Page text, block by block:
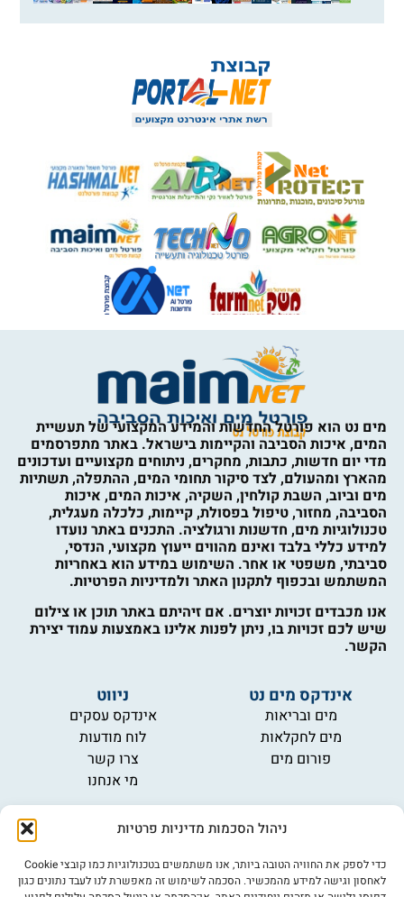
ניהול הסכמות מדיניות פרטיות
כדי לספק את החוויה הטובה ביותר, אנו משתמשים בטכנולוגיות כמו קובצי Cookie
לאחסון וגישה למידע מהמכשיר. הסכמה לשימוש זה מאפשרת לנו לעבד נתונים כגון
מים נט הוא פורטל החדשות והמידע המקצועי של תעשיית
המים, איכות הסביבה והקיימות בישראל. באתר מתפרסמים
מדי יום חדשות, כתבות, מחקרים, ניתוחים מקצועיים ועדכונים
מהארץ ומהעולם, לצד סיקור תחומי המים, ההתפלה, תשתיות
מים וביוב, השבת קולחין, השקיה, איכות המים, איכות
הסביבה, מחזור, טיפול בפסולת, קיימות, כלכלה מעגלית,
טכנולוגיות מים, חדשנות ורגולציה. התכנים באתר נועדו
למידע כללי בלבד ואינם מהווים ייעוץ מקצועי, הנדסי,
סביבתי, משפטי או אחר. השימוש במידע הוא באחריות
המשתמש ובכפוף לתקנון האתר ולמדיניות הפרטיות.
אנו מכבדים זכויות יוצרים. אם זיהיתם באתר תוכן או צילום
שיש לכם זכויות בו, ניתן לפנות אלינו באמצעות עמוד יצירת
הקשר.
אינדקס מים נט
מים ובריאות
מים לחקלאות
פורום מים
ניווט
אינדקס עסקים
לוח מודעות
צרו קשר
מי אנחנו
מידע
תקנון
הרשמה לניוזלטר
פרסמו אצלנו